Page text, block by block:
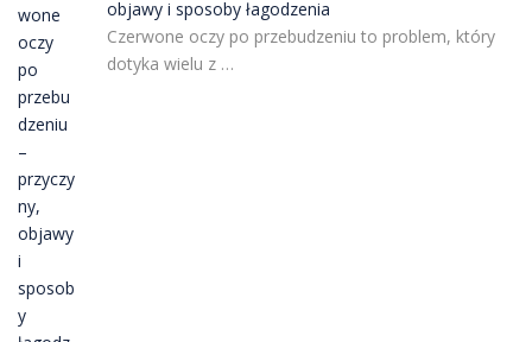
objawy i sposoby łagodzenia
Czerwone oczy po przebudzeniu to problem, który
dotyka wielu z …